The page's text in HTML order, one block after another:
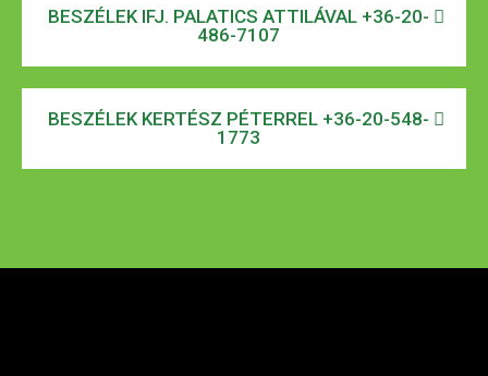
BESZÉLEK IFJ. PALATICS ATTILÁVAL +36-20-
486-7107
BESZÉLEK KERTÉSZ PÉTERREL +36-20-548-
1773